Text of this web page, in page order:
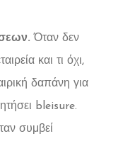
Όταν δεν
και τι όχι,
δαπάνη για
bleisure.
συμβεί